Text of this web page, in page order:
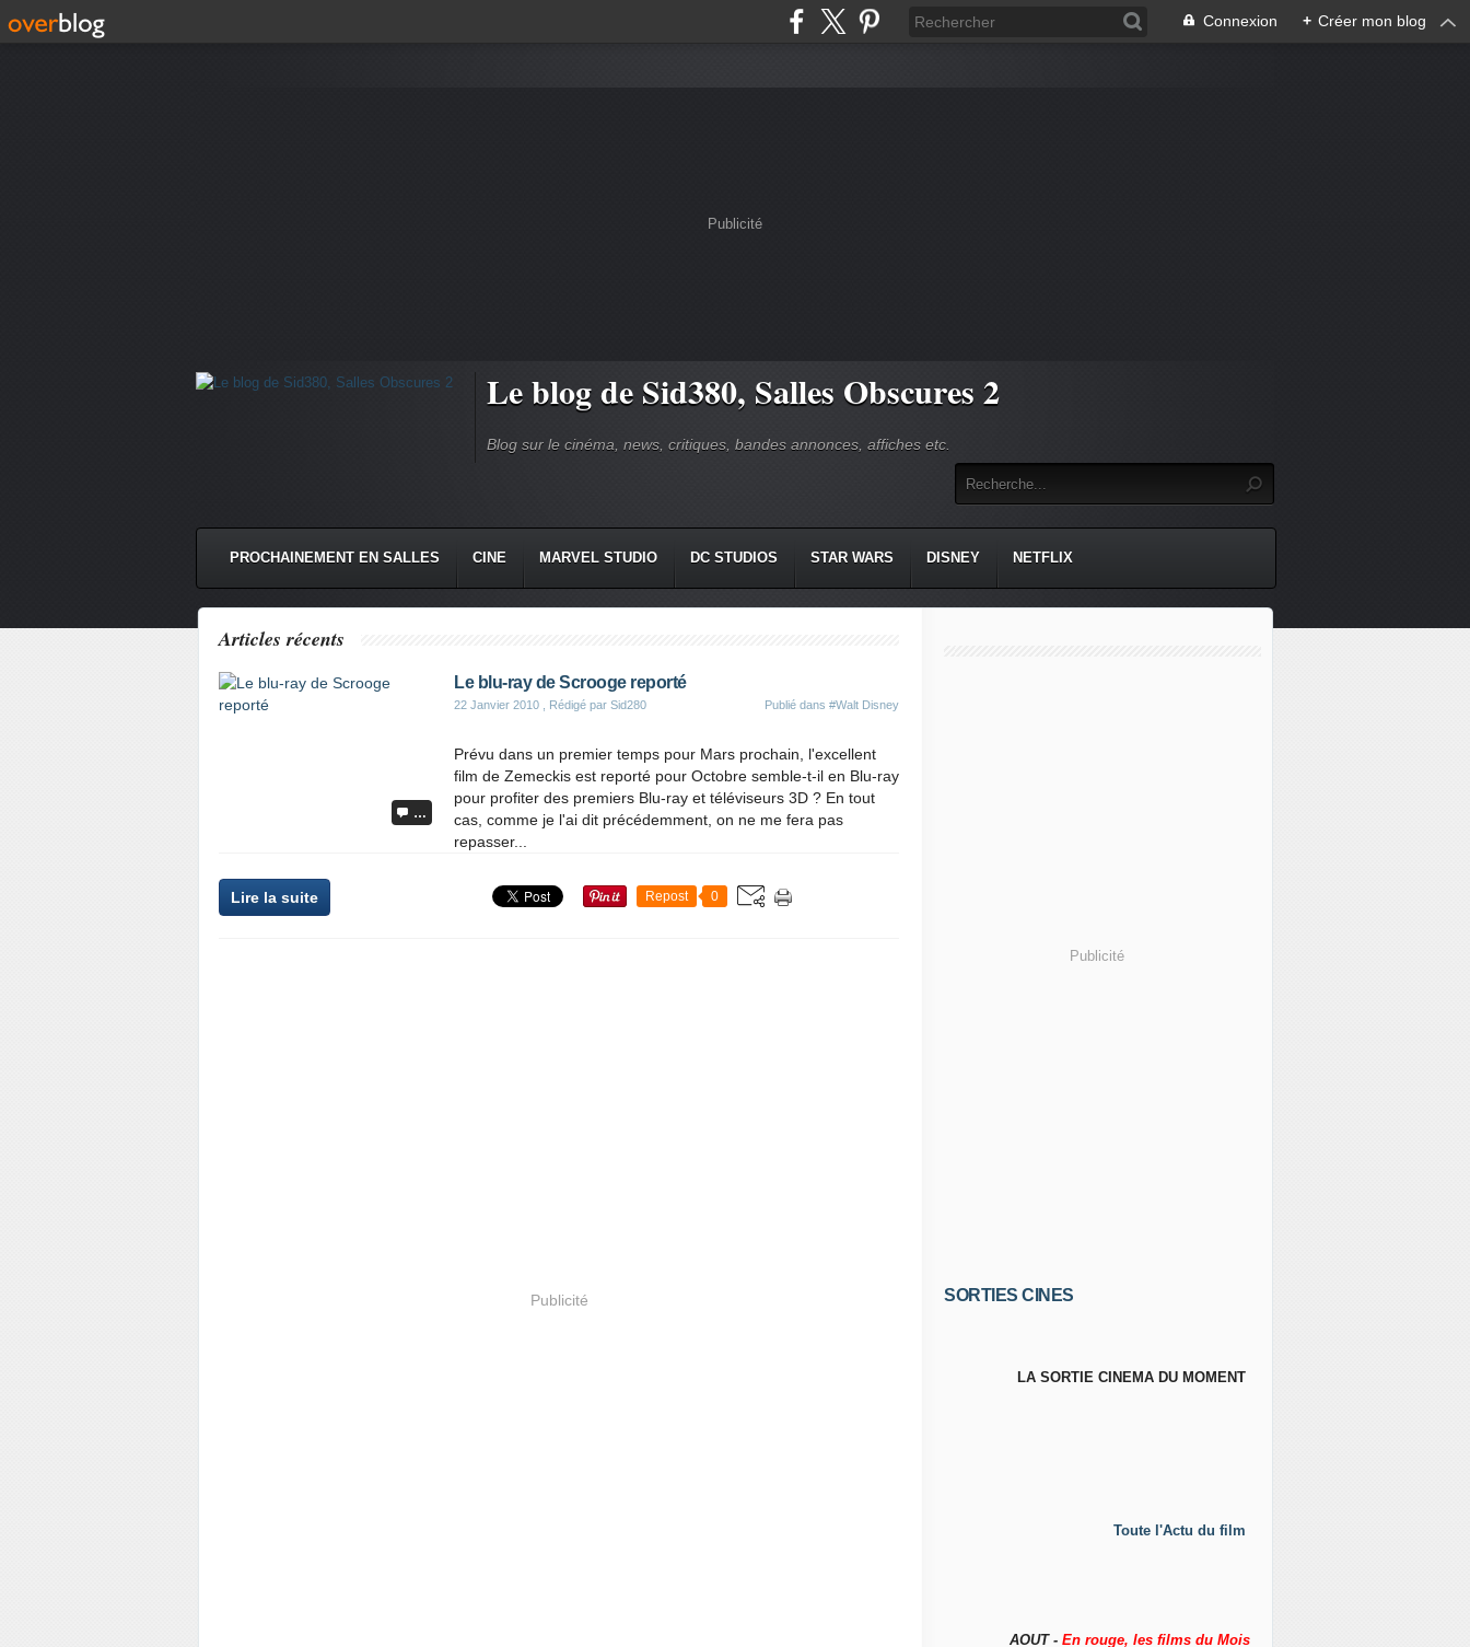
Connexion + Créer mon blog
Publicité
Le blog de Sid380, Salles Obscures 2
Blog sur le cinéma, news, critiques, bandes annonces, affiches etc.
PROCHAINEMENT EN SALLES CINE MARVEL STUDIO DC STUDIOS STAR WARS DISNEY NETFLIX
Articles récents
…
Le blu-ray de Scrooge reporté
22 Janvier 2010 , Rédigé par Sid280 Publié dans #Walt Disney
Prévu dans un premier temps pour Mars prochain, l'excellent
film de Zemeckis est reporté pour Octobre semble-t-il en Blu-ray
pour profiter des premiers Blu-ray et téléviseurs 3D ? En tout
cas, comme je l'ai dit précédemment, on ne me fera pas
repasser...
Lire la suite Repost 0
Publicité
Publicité
SORTIES CINES
LA SORTIE CINEMA DU MOMENT
Toute l'Actu du film
AOUT - En rouge, les films du Mois